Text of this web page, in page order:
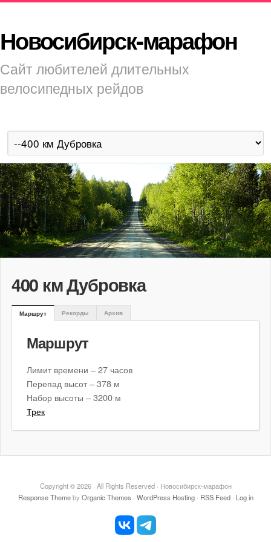
Новосибирск-марафон
Сайт любителей длительных
велосипедных рейдов
400 км Дубровка
Маршрут Рекорды Архив
Маршрут
Лимит времени – 27 часов
Перепад высот – 378 м
Набор высоты – 3200 м
Трек
Copyright © 2026 · All Rights Reserved · Новосибирск-марафон
Response Themeby Organic Themes · WordPress Hosting· RSS Feed· Log in